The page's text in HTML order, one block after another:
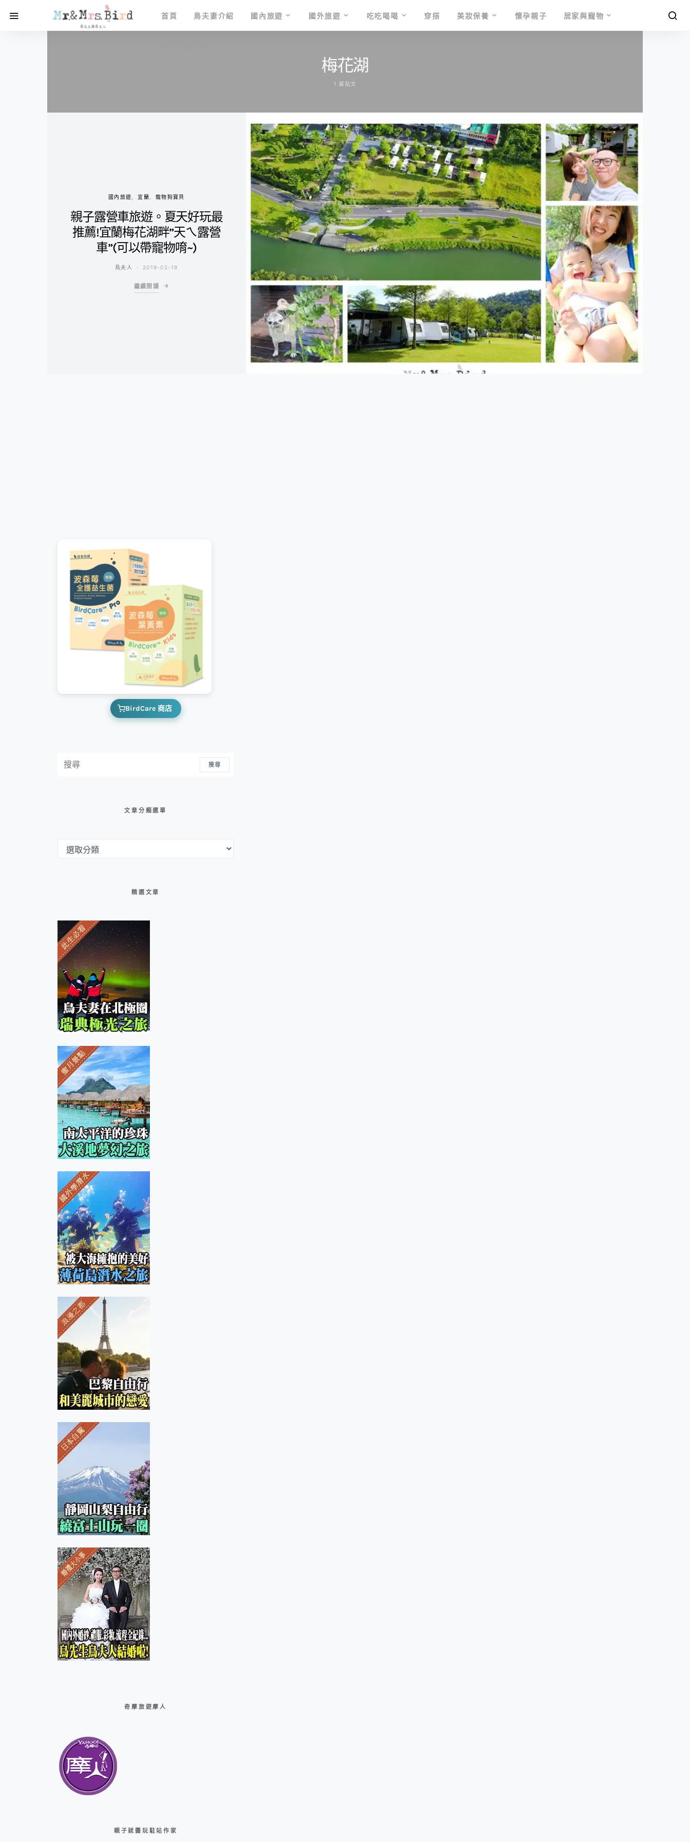
首頁 鳥夫妻介紹 國內旅遊 國外旅遊 吃吃喝喝 穿搭 美妝保養 懷孕親子 居家與寵物
梅花湖
1 篇貼文
國內旅遊 宜蘭 寵物狗寶貝
親子露營車旅遊。夏天好玩最
推薦!宜蘭梅花湖畔”天ㄟ露營
車”(可以帶寵物唷~)
鳥夫人 2019-02-19
繼續閱讀
BirdCare 商店
搜尋
文章分類選單
精選文章
奇摩旅遊摩人
親子就醬玩駐站作家